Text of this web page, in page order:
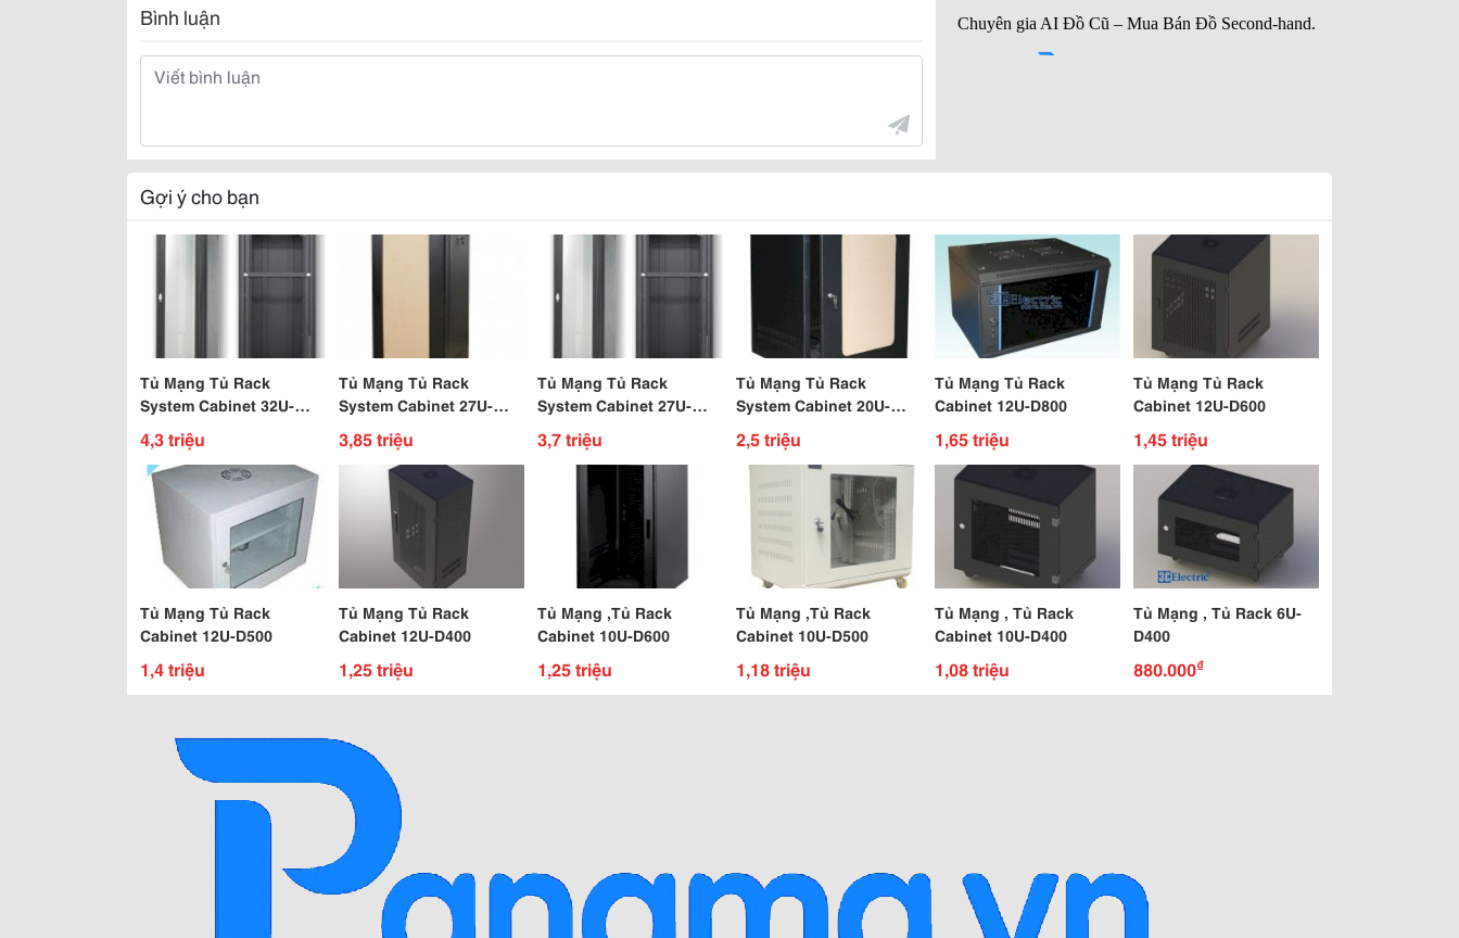
Bình luận
Gợi ý cho bạn
Tủ Mạng Tủ Rack
System Cabinet 32U-
D1000
4,3 triệu
Tủ Mạng Tủ Rack
System Cabinet 27U-
D1000
3,85 triệu
Tủ Mạng Tủ Rack
System Cabinet 27U-
D800
3,7 triệu
Tủ Mạng Tủ Rack
System Cabinet 20U-
D600
2,5 triệu
Tủ Mạng Tủ Rack
Cabinet 12U-D800
1,65 triệu
Tủ Mạng Tủ Rack
Cabinet 12U-D600
1,45 triệu
Tủ Mạng Tủ Rack
Cabinet 12U-D500
1,4 triệu
Tủ Mạng Tủ Rack
Cabinet 12U-D400
1,25 triệu
Tủ Mạng ,Tủ Rack
Cabinet 10U-D600
1,25 triệu
Tủ Mạng ,Tủ Rack
Cabinet 10U-D500
1,18 triệu
Tủ Mạng , Tủ Rack
Cabinet 10U-D400
1,08 triệu
Tủ Mạng , Tủ Rack 6U-
D400
880.000₫